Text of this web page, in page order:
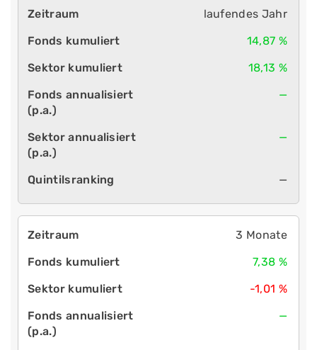
laufendes Jahr
14,87 %
18,13 %
—
—
—
3 Monate
7,38 %
-1,01 %
—